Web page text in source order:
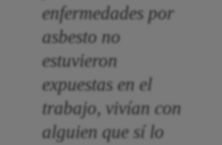
enfermedades por
asbesto no
estuvieron
expuestas en el
trabajo, vivían con
alguien que sí lo